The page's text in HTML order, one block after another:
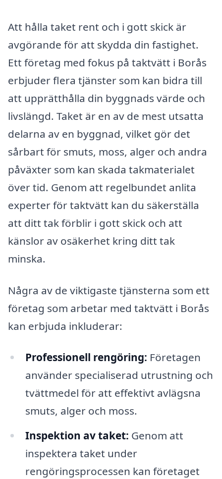
Att hålla taket rent och i gott skick är
avgörande för att skydda din fastighet.
Ett företag med fokus på taktvätt i Borås
erbjuder flera tjänster som kan bidra till
att upprätthålla din byggnads värde och
livslängd. Taket är en av de mest utsatta
delarna av en byggnad, vilket gör det
sårbart för smuts, moss, alger och andra
påväxter som kan skada takmaterialet
över tid. Genom att regelbundet anlita
experter för taktvätt kan du säkerställa
att ditt tak förblir i gott skick och att
känslor av osäkerhet kring ditt tak
minska.
Några av de viktigaste tjänsterna som ett
företag som arbetar med taktvätt i Borås
kan erbjuda inkluderar:
Professionell rengöring: Företagen
använder specialiserad utrustning och
tvättmedel för att effektivt avlägsna
smuts, alger och moss.
Inspektion av taket: Genom att
inspektera taket under
rengöringsprocessen kan företaget